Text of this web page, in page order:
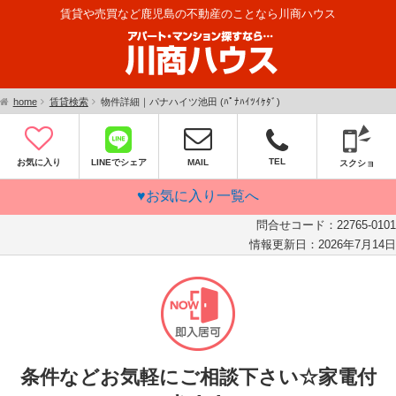
賃貸や売買など鹿児島の不動産のことなら川商ハウス
home 賃貸検索 物件詳細｜パナハイツ池田 (ﾊﾟﾅﾊｲﾂｲｹﾀﾞ)
お気に入り LINEでシェア MAIL TEL スクショ
♥お気に入り一覧へ
問合せコード： 22765-0101
情報更新日： 2026年7月14日
条件などお気軽にご相談下さい☆家電付